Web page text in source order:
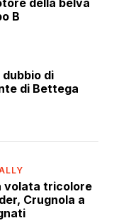
della belva
B
dubbio di
di Bettega
volata tricolore
Crugnola a